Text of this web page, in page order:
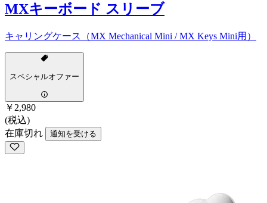
MXキーボード スリーブ
キャリングケース（MX Mechanical Mini / MX Keys Mini用）
スペシャルオファー
￥2,980
(税込)
在庫切れ
通知を受ける